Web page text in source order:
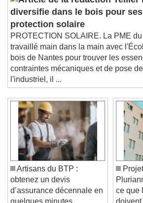
Tellier
diversifie dans le bois pour
protection solaire
PROTECTION SOLAIRE. La PME du
travaillé main dans la main avec
bois de Nantes pour trouver les
contraintes mécaniques et de pose
l'industriel, il ...
Artisans du BTP :
obtenez un devis
d’assurance décennale en
ce que